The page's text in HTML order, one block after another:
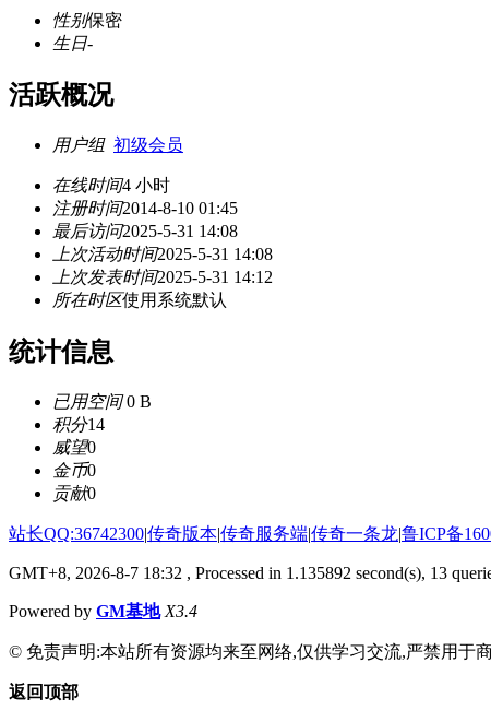
性别保密
生日-
活跃概况
用户组 初级会员
在线时间4 小时
注册时间2014-8-10 01:45
最后访问2025-5-31 14:08
上次活动时间2025-5-31 14:08
上次发表时间2025-5-31 14:12
所在时区使用系统默认
统计信息
已用空间0 B
积分14
威望0
金币0
贡献0
站长QQ:36742300|传奇版本|传奇服务端|传奇一条龙|鲁ICP备
GMT+8, 2026-8-7 18:32 , Processed in 1.135892 second(s), 13
Powered by GM基地 X3.4
© 免责声明:本站所有资源均来至网络,仅供学习交流,严禁用于
返回顶部